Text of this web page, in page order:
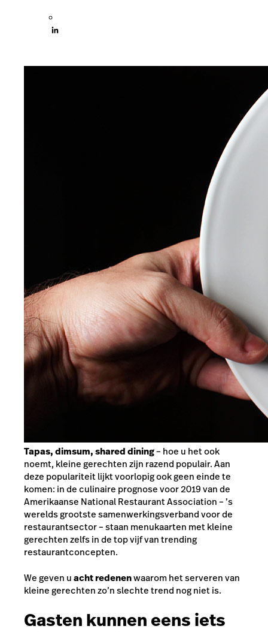
Tapas, dimsum, shared dining– hoe u het ook
noemt, kleine gerechten zijn razend populair. Aan
deze populariteit lijkt voorlopig ook geen einde te
komen: in de culinaire prognose voor 2019 van de
Amerikaanse National Restaurant Association – ’s
werelds grootste samenwerkingsverband voor de
restaurantsector – staan menukaarten met kleine
gerechten zelfs in de top vijf van trending
restaurantconcepten.
We geven uacht redenenwaarom het serveren van
kleine gerechten zo’n slechte trend nog niet is.
Gasten kunnen eens iets